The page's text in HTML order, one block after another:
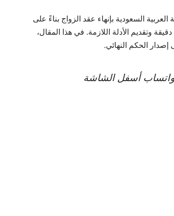
السعودية بإنهاء عقد الزواج بناءً على
وتقديم الأدلة اللازمة. في هذا المقال،
الحكم النهائي.
واتساب أسفل الشاشة